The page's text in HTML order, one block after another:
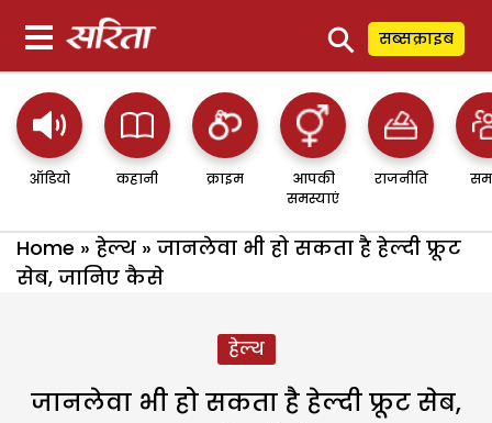
⚲ सब्सक्राइब
ऑडियो कहानी क्राइम
आपकी
समस्याएं
राजनीति
Home » हेल्थ » जानलेवा भी हो सकता है हेल्दी फ्रूट
सेब, जानिए कैसे
हेल्थ
जानलेवा भी हो सकता है हेल्दी फ्रूट सेब,